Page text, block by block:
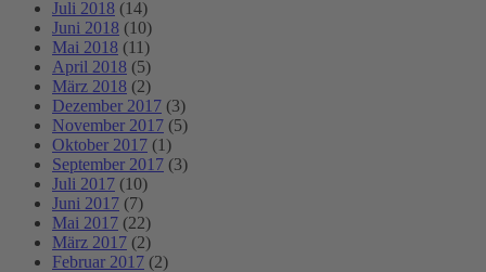
Juli 2018 (14)
Juni 2018 (10)
Mai 2018 (11)
April 2018 (5)
März 2018 (2)
Dezember 2017 (3)
November 2017 (5)
Oktober 2017 (1)
September 2017 (3)
Juli 2017 (10)
Juni 2017 (7)
Mai 2017 (22)
März 2017 (2)
Februar 2017 (2)